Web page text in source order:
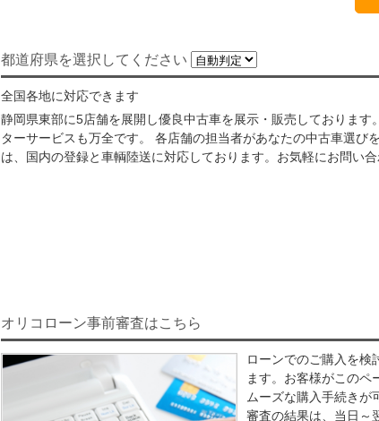
都道府県を選択してください
全国各地に対応できます
静岡県東部に5店舗を展開し優良中古車を展示・販売しております
ターサービスも万全です。 各店舗の担当者があなたの中古車選び
は、国内の登録と車輌陸送に対応しております。お気軽にお問い
オリコローン事前審査はこちら
ローンでのご購入を検
ます。お客様がこのペ
ムーズな購入手続きが
審査の結果は、当日～